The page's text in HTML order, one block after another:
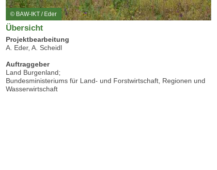
© BAW-IKT / Eder
Übersicht
Projektbearbeitung
A. Eder, A. Scheidl
Auftraggeber
Land Burgenland;
Bundesministeriums für Land- und Forstwirtschaft, Regionen und
Wasserwirtschaft